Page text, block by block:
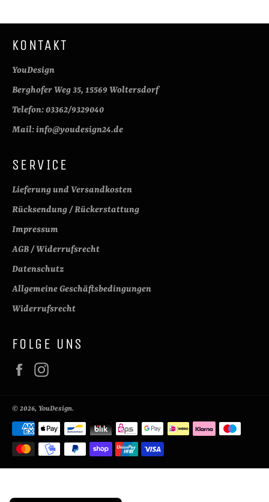
KONTAKT
YouDesign
Berghofer Weg 35, 15569 Woltersdorf
Telefon: 03362/9329040
Mail: info@youdesign24.de
SERVICE
Lieferung und Versandkosten
Rücksendung / Rückerstattung
Impressum
AGB / Widerrufsrecht
Datenschutz
Allgemeine Geschäftsbedingungen
Widerrufsrecht
FOLGE UNS
Facebook
© 2026, YouDesign.
Zahlungsmethoden